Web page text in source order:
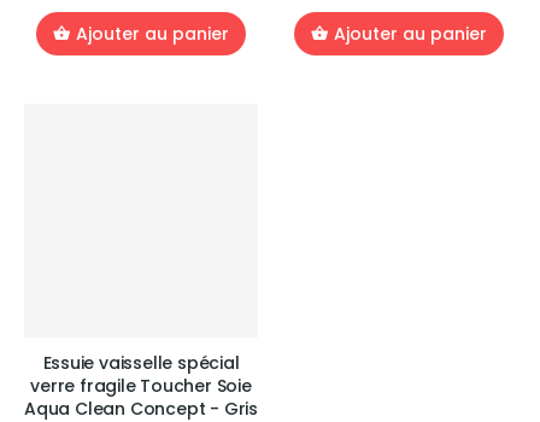
Ajouter au panier Ajouter au panier
Essuie vaisselle spécial
verre fragile Toucher Soie
Aqua Clean Concept - Gris